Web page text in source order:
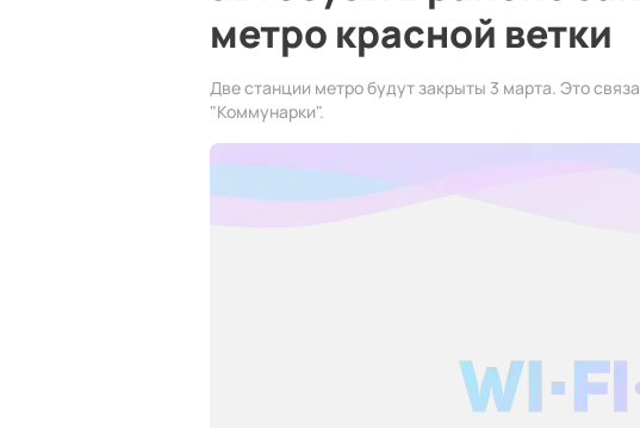
метро красной ветки
Две станции метро будут закрыты 3 марта. Это
"Коммунарки".